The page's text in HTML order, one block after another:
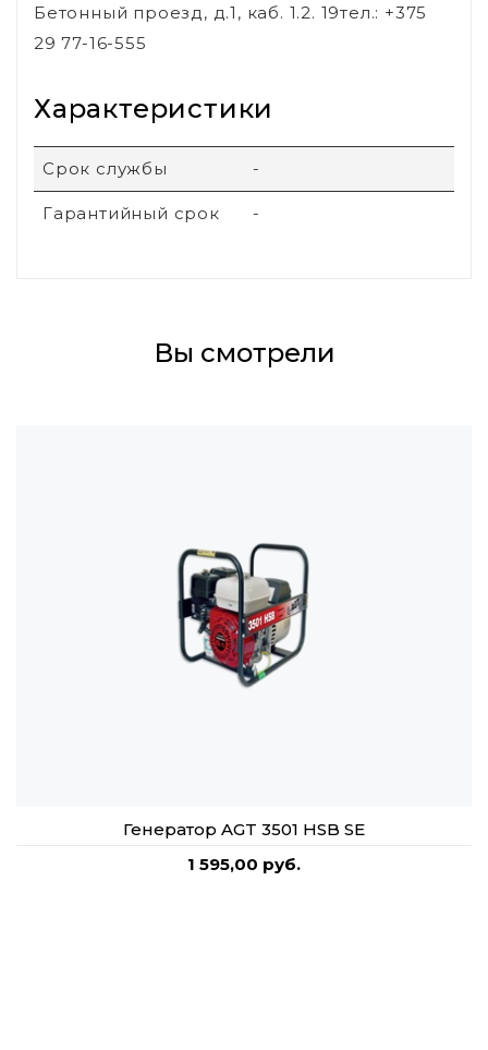
Бетонный проезд, д.1, каб. 1.2. 19тел.: +375
29 77-16-555
Характеристики
Срок службы -
Гарантийный срок -
Вы смотрели
Генератор AGT 3501 HSB SE
1 595,00 руб.